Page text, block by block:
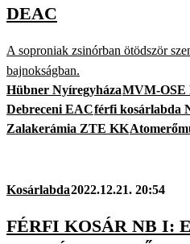
DEAC
A soproniak zsinórban ötödször
bajnokságban.
Hübner NyíregyházaMVM-OSE
Debreceni EACférfi kosárlabda
Zalakerámia ZTE KK
Kosárlabda2022.12.21. 20:54
FÉRFI KOSÁR NB I: